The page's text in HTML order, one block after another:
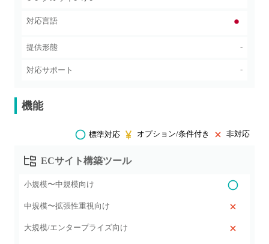
対応言語
提供形態 -
対応サポート -
機能
標準対応 オプション/条件付き 非対応
ECサイト構築ツール
小規模〜中規模向け
中規模〜拡張性重視向け
大規模/エンタープライズ向け